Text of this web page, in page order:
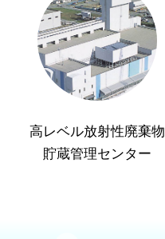
高レベル放射性廃棄物
貯蔵管理センター